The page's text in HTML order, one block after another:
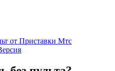
от Приставки Мтс